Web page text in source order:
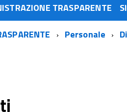
TRASPARENTE
Personale